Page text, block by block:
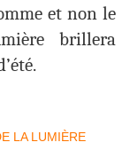
et non le
brillera